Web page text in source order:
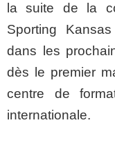
la suite de la
Sporting
dans les
dès le premier
centre de
internationale.